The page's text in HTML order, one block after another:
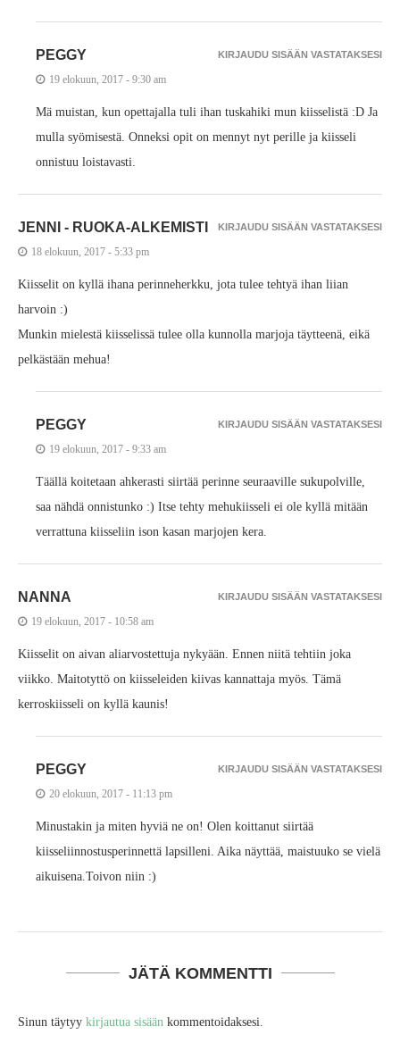
PEGGY
19 elokuun, 2017 - 9:30 am
Mä muistan, kun opettajalla tuli ihan tuskahiki mun kiisselistä :D Ja
mulla syömisestä. Onneksi opit on mennyt nyt perille ja kiisseli
onnistuu loistavasti.
KIRJAUDU SISÄÄN VASTATAKSESI
JENNI - RUOKA-ALKEMISTI
18 elokuun, 2017 - 5:33 pm
Kiisselit on kyllä ihana perinneherkku, jota tulee tehtyä ihan liian
harvoin :)
Munkin mielestä kiisselissä tulee olla kunnolla marjoja täytteenä, eikä
pelkästään mehua!
KIRJAUDU SISÄÄN VASTATAKSESI
PEGGY
19 elokuun, 2017 - 9:33 am
Täällä koitetaan ahkerasti siirtää perinne seuraaville sukupolville,
saa nähdä onnistunko :) Itse tehty mehukiisseli ei ole kyllä mitään
verrattuna kiisseliin ison kasan marjojen kera.
KIRJAUDU SISÄÄN VASTATAKSESI
NANNA
19 elokuun, 2017 - 10:58 am
Kiisselit on aivan aliarvostettuja nykyään. Ennen niitä tehtiin joka
viikko. Maitotyttö on kiisseleiden kiivas kannattaja myös. Tämä
kerroskiisseli on kyllä kaunis!
KIRJAUDU SISÄÄN VASTATAKSESI
PEGGY
20 elokuun, 2017 - 11:13 pm
Minustakin ja miten hyviä ne on! Olen koittanut siirtää
kiisseliinnostusperinnettä lapsilleni. Aika näyttää, maistuuko se vielä
aikuisena.Toivon niin :)
KIRJAUDU SISÄÄN VASTATAKSESI
JÄTÄ KOMMENTTI
Sinun täytyy kirjautua sisään kommentoidaksesi.